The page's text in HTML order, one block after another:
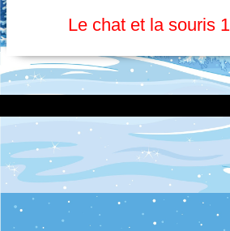
Jouets d'éveil
Imprimante 3D
Découpe laser
Pendentifs en céramique
Objets en céramique
Galets
Le chat et la souris